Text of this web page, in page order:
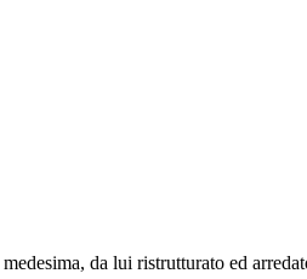
da lui ristrutturato ed